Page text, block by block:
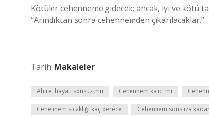
Kötüler cehenneme gidecek; ancak, iyi ve kötü
“Arındıktan sonra cehennemden çıkarılacaklar.”
Tarih: Makaleler
Ahiret hayatı sonsuz mu Cehennem kalıcı mı
Cehennem sıcaklığı kaç derece Cehennem sonsuza kadar